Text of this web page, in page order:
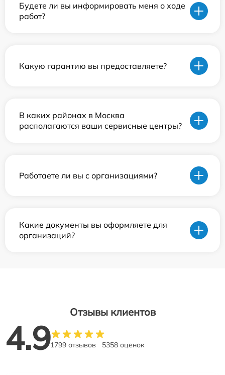
Будете ли вы информировать меня о ходе
работ?
Какую гарантию вы предоставляете?
В каких районах в Москва
располагаются ваши сервисные центры?
Работаете ли вы с организациями?
Какие документы вы оформляете для
организаций?
Отзывы клиентов
4.91799 отзывов 5358 оценок